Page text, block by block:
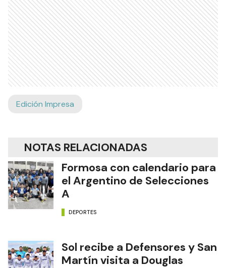
Edición Impresa
NOTAS RELACIONADAS
Formosa con calendario para
el Argentino de Selecciones
A
DEPORTES
Sol recibe a Defensores y San
Martín visita a Douglas